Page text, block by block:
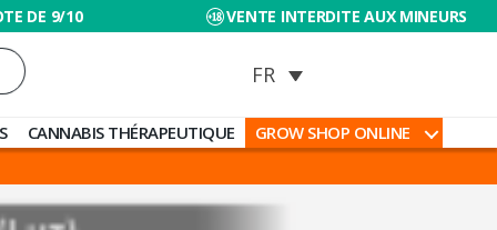
DE 9/10 VENTE INTERDITE AUX MINEURS
CANNABIS THÉRAPEUTIQUE GROW SHOP ONLINE